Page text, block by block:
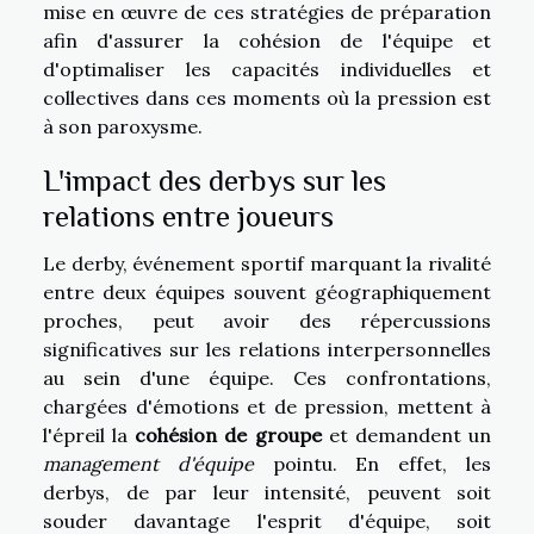
mise en œuvre de ces stratégies de préparation
afin d'assurer la cohésion de l'équipe et
d'optimaliser les capacités individuelles et
collectives dans ces moments où la pression est
à son paroxysme.
L'impact des derbys sur les
relations entre joueurs
Le derby, événement sportif marquant la rivalité
entre deux équipes souvent géographiquement
proches, peut avoir des répercussions
significatives sur les relations interpersonnelles
au sein d'une équipe. Ces confrontations,
chargées d'émotions et de pression, mettent à
l'épreil la cohésion de groupeet demandent un
management d'équipepointu. En effet, les
derbys, de par leur intensité, peuvent soit
souder davantage l'esprit d'équipe, soit